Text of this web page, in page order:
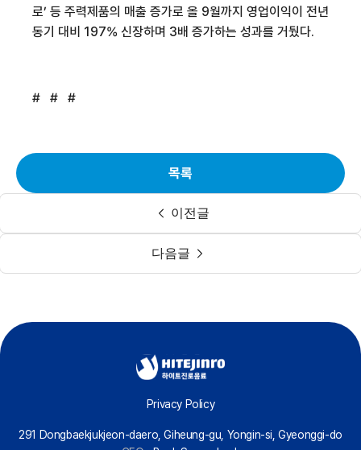
로’ 등 주력제품의 매출 증가로 올 9월까지 영업이익이 전년
동기 대비 197% 신장하며 3배 증가하는 성과를 거뒀다.
# # #
이전글
목록
다음글
Privacy Policy
291 Dongbaekjukjeon-daero, Giheung-gu, Yongin-si, Gyeonggi-do